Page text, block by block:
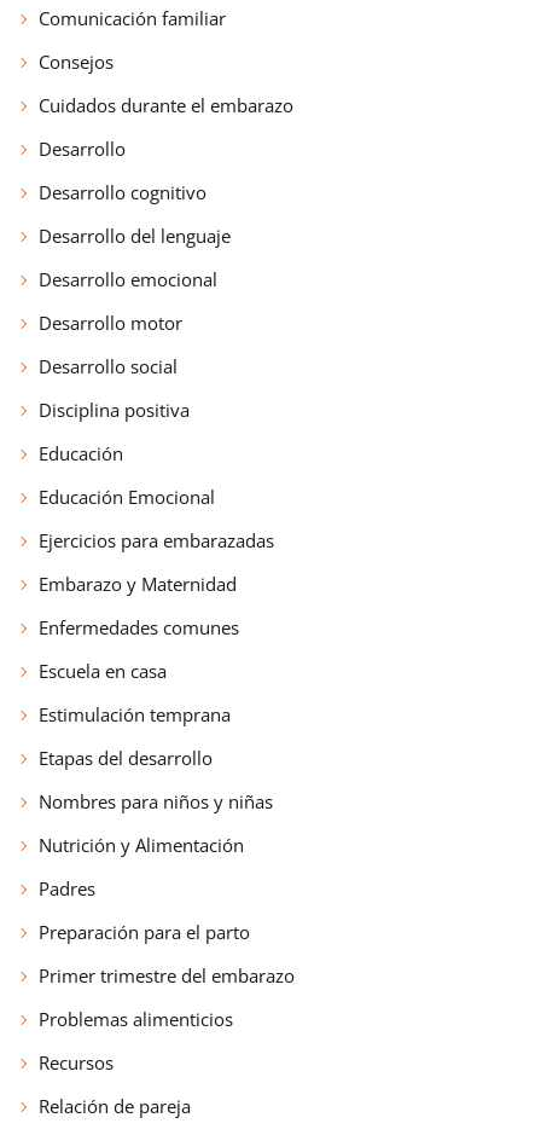
Comunicación familiar
Consejos
Cuidados durante el embarazo
Desarrollo
Desarrollo cognitivo
Desarrollo del lenguaje
Desarrollo emocional
Desarrollo motor
Desarrollo social
Disciplina positiva
Educación
Educación Emocional
Ejercicios para embarazadas
Embarazo y Maternidad
Enfermedades comunes
Escuela en casa
Estimulación temprana
Etapas del desarrollo
Nombres para niños y niñas
Nutrición y Alimentación
Padres
Preparación para el parto
Primer trimestre del embarazo
Problemas alimenticios
Recursos
Relación de pareja